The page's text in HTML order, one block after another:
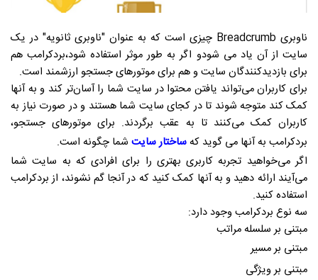
ناوبری Breadcrumb چیزی است که به عنوان "ناوبری ثانویه" در یک
سایت از آن یاد می شودو اگر به طور موثر استفاده شود،بردکرامب هم
برای بازدیدکنندگان سایت و هم برای موتورهای جستجو ارزشمند است.
برای کاربران می‌تواند یافتن محتوا در سایت شما را آسان‌تر کند و به آنها
کمک کند متوجه شوند تا در کجای سایت شما هستند و در صورت نیاز به
کاربران کمک می‌کنند تا به عقب برگردند. برای موتورهای جستجو،
بردکرامب به آنها می گوید کهساختار سایت شما چگونه است.
اگر می‌خواهید تجربه کاربری بهتری را برای افرادی که به سایت شما
می‌آیند ارائه دهید و به آنها کمک کنید که در آنجا گم نشوند، از بردکرامب
استفاده کنید.
سه نوع بردکرامب وجود دارد:
مبتنی بر سلسله مراتب
مبتنی بر مسیر
مبتنی بر ویژگی